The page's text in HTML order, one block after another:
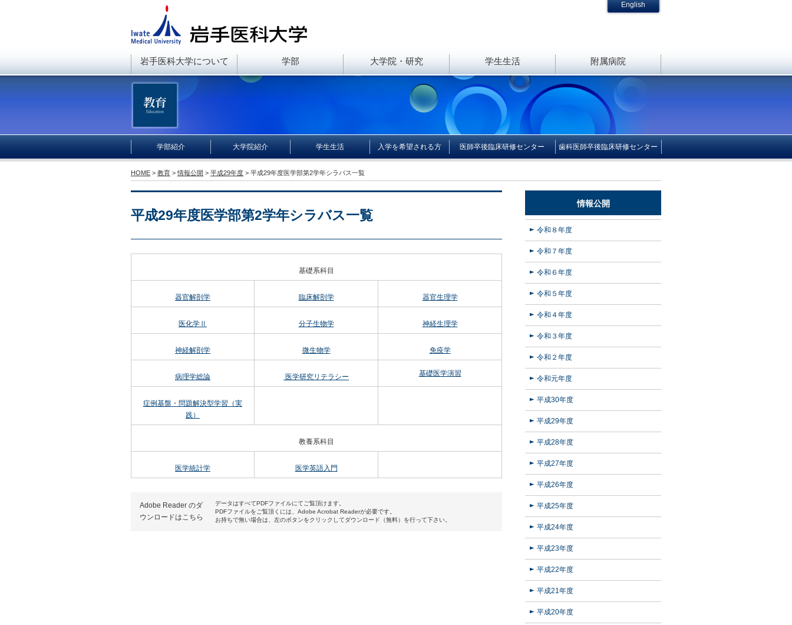
English
岩手医科大学について 学部 大学院・研究 学生生活 附属病院
学部紹介 大学院紹介 学生生活 入学を希望される方 医師卒後臨床研修センター 歯科医師卒後臨床研修センター
HOME > 教育 >情報公開 > 平成29年度 > 平成29年度医学部第2学年シラバス一覧
平成29年度医学部第2学年シラバス一覧
基礎系科目
器官解剖学 臨床解剖学 器官生理学
医化学Ⅱ 分子生物学 神経生理学
神経解剖学 微生物学 免疫学
病理学総論 医学研究リテラシー 基礎医学演習
症例基盤・問題解決型学習（実
践）
教養系科目
医学統計学 医学英語入門
Adobe Reader のダ
ウンロードはこちら
データはすべてPDFファイルにてご覧頂けます。
PDFファイルをご覧頂くには、Adobe Acrobat Readerが必要です。
お持ちで無い場合は、左のボタンをクリックしてダウンロード（無料）を行って下さい。
情報公開
令和８年度
令和７年度
令和６年度
令和５年度
令和４年度
令和３年度
令和２年度
令和元年度
平成30年度
平成29年度
平成28年度
平成27年度
平成26年度
平成25年度
平成24年度
平成23年度
平成22年度
平成21年度
平成20年度